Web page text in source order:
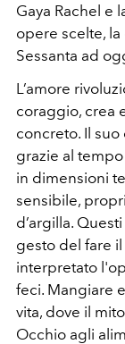
Gaya Rachel e
opere scelte,
Sessanta ad
L’amore
coraggio, crea
concreto. Il suo
grazie al
in dimensioni
sensibile,
d’argilla.
gesto del fare
interpretato
feci. Mangiare
vita, dove il
Occhio agli